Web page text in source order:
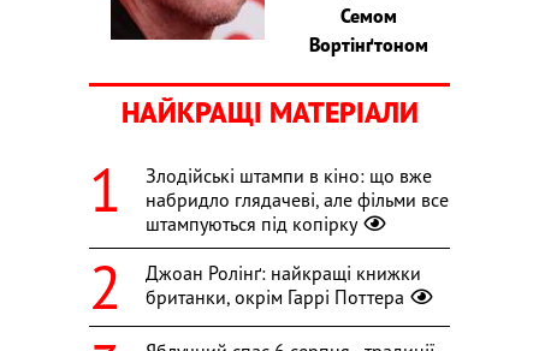
Семом
Вортінґтоном
НАЙКРАЩІ МАТЕРІАЛИ
Злодійські штампи в кіно: що вже
набридло глядачеві, але фільми все
штампуються під копірку
Джоан Ролінґ: найкращі книжки
британки, окрім Гаррі Поттера